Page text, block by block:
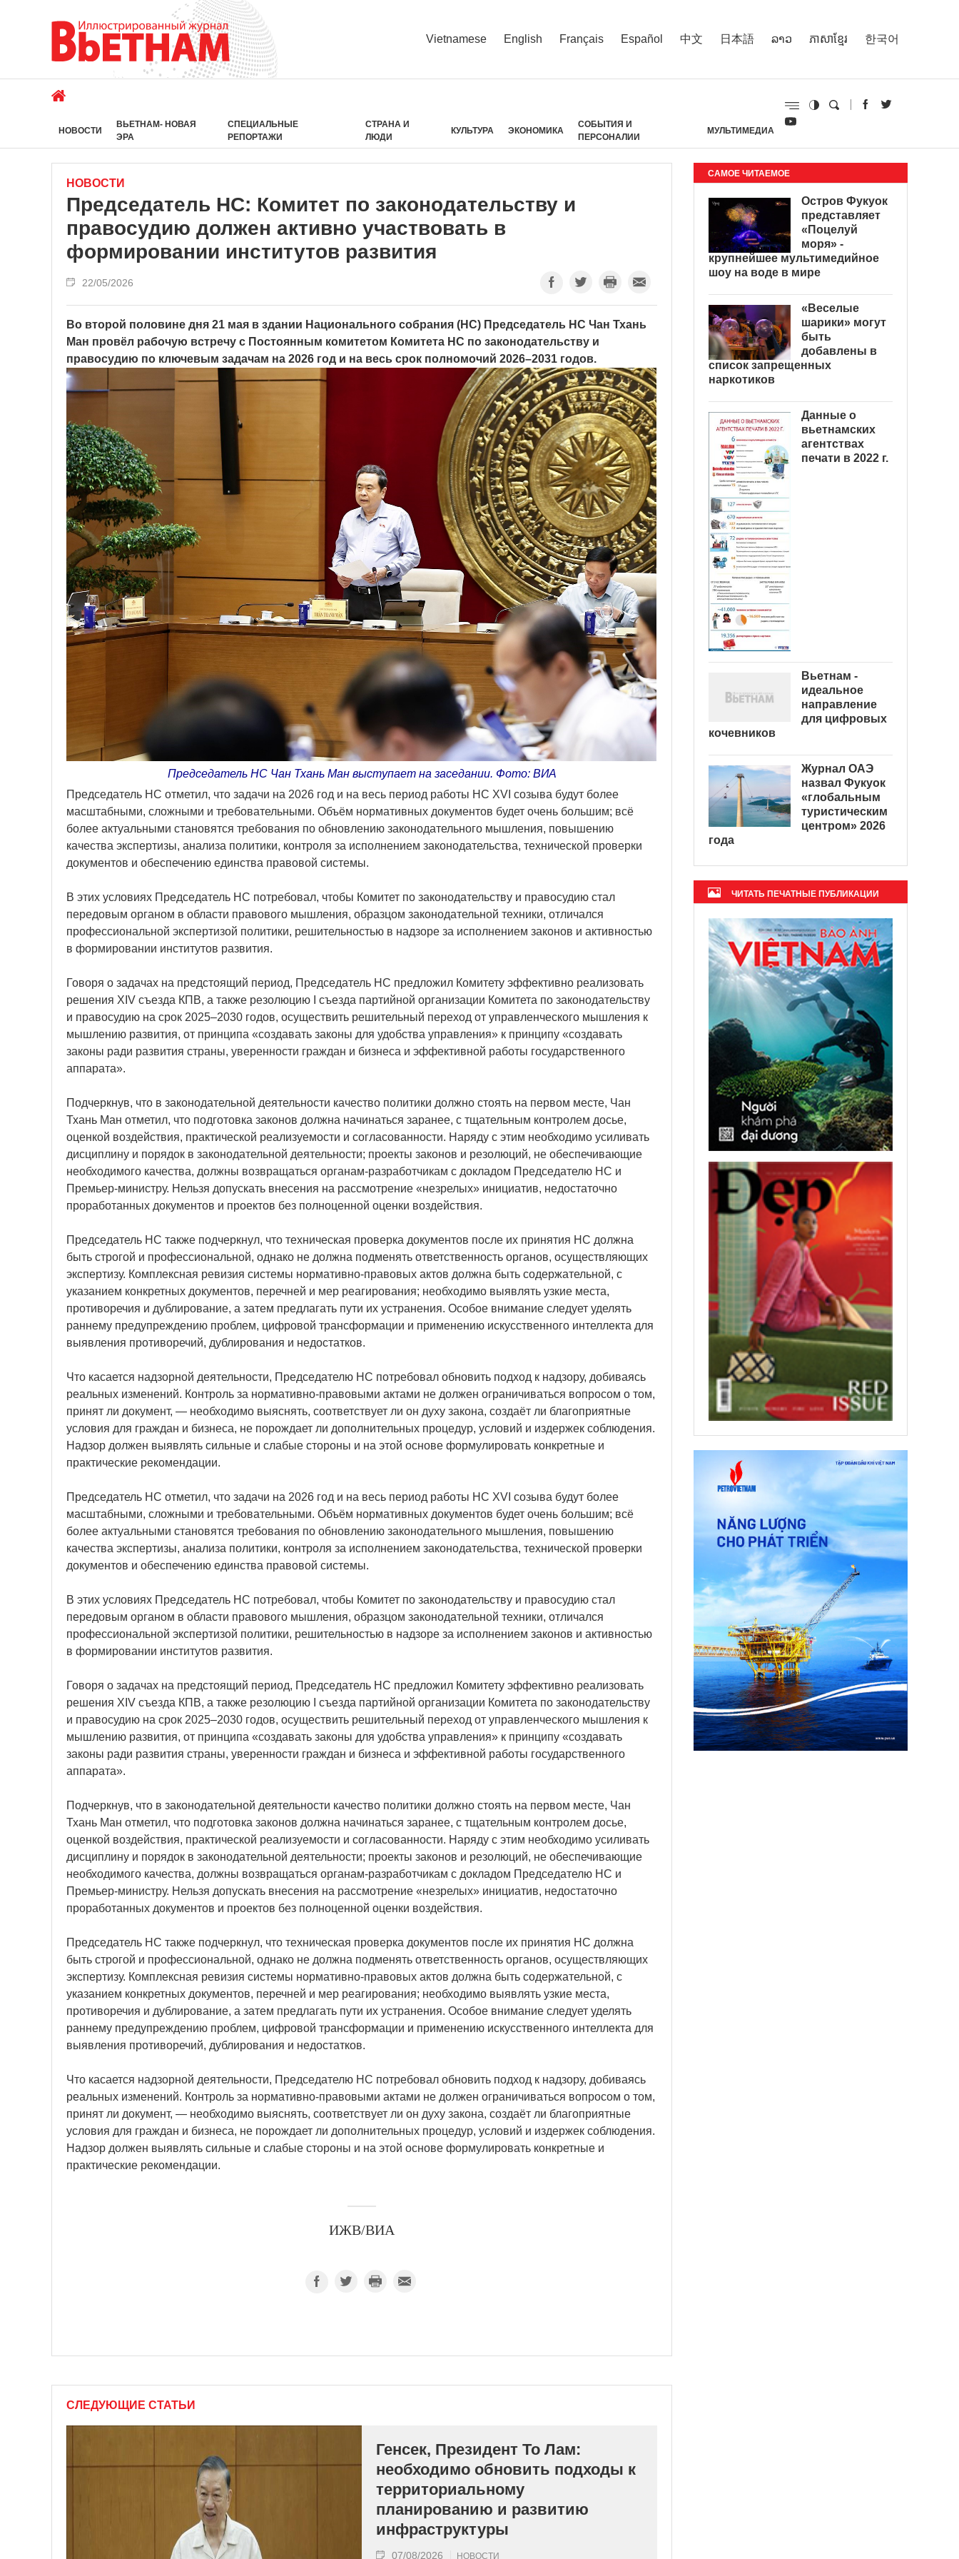
Vietnamese English Français Español 中文 日本語 ລາວ ភាសាខ្មែរ 한국어
НОВОСТИ
ВЬЕТНАМ- НОВАЯ
ЭРА
СПЕЦИАЛЬНЫЕ
РЕПОРТАЖИ
СТРАНА И
ЛЮДИ
КУЛЬТУРА ЭКОНОМИКА
СОБЫТИЯ И
ПЕРСОНАЛИИ
МУЛЬТИМЕДИА
НОВОСТИ
Председатель НС: Комитет по законодательству и
правосудию должен активно участвовать в
формировании институтов развития
22/05/2026
Во второй половине дня 21 мая в здании Национального собрания (НС) Председатель НС Чан Тхань
Ман провёл рабочую встречу с Постоянным комитетом Комитета НС по законодательству и
правосудию по ключевым задачам на 2026 год и на весь срок полномочий 2026–2031 годов.
Председатель НС Чан Тхань Ман выступает на заседании. Фото: ВИА
Председатель НС отметил, что задачи на 2026 год и на весь период работы НС XVI созыва будут более
масштабными, сложными и требовательными. Объём нормативных документов будет очень большим; всё
более актуальными становятся требования по обновлению законодательного мышления, повышению
качества экспертизы, анализа политики, контроля за исполнением законодательства, технической проверки
документов и обеспечению единства правовой системы.
В этих условиях Председатель НС потребовал, чтобы Комитет по законодательству и правосудию стал
передовым органом в области правового мышления, образцом законодательной техники, отличался
профессиональной экспертизой политики, решительностью в надзоре за исполнением законов и активностью
в формировании институтов развития.
Говоря о задачах на предстоящий период, Председатель НС предложил Комитету эффективно реализовать
решения XIV съезда КПВ, а также резолюцию I съезда партийной организации Комитета по законодательству
и правосудию на срок 2025–2030 годов, осуществить решительный переход от управленческого мышления к
мышлению развития, от принципа «создавать законы для удобства управления» к принципу «создавать
законы ради развития страны, уверенности граждан и бизнеса и эффективной работы государственного
аппарата».
Подчеркнув, что в законодательной деятельности качество политики должно стоять на первом месте, Чан
Тхань Ман отметил, что подготовка законов должна начинаться заранее, с тщательным контролем досье,
оценкой воздействия, практической реализуемости и согласованности. Наряду с этим необходимо усиливать
дисциплину и порядок в законодательной деятельности; проекты законов и резолюций, не обеспечивающие
необходимого качества, должны возвращаться органам-разработчикам с докладом Председателю НС и
Премьер-министру. Нельзя допускать внесения на рассмотрение «незрелых» инициатив, недостаточно
проработанных документов и проектов без полноценной оценки воздействия.
Председатель НС также подчеркнул, что техническая проверка документов после их принятия НС должна
быть строгой и профессиональной, однако не должна подменять ответственность органов, осуществляющих
экспертизу. Комплексная ревизия системы нормативно-правовых актов должна быть содержательной, с
указанием конкретных документов, перечней и мер реагирования; необходимо выявлять узкие места,
противоречия и дублирование, а затем предлагать пути их устранения. Особое внимание следует уделять
раннему предупреждению проблем, цифровой трансформации и применению искусственного интеллекта для
выявления противоречий, дублирования и недостатков.
Что касается надзорной деятельности, Председателю НС потребовал обновить подход к надзору, добиваясь
реальных изменений. Контроль за нормативно-правовыми актами не должен ограничиваться вопросом о том,
принят ли документ, — необходимо выяснять, соответствует ли он духу закона, создаёт ли благоприятные
условия для граждан и бизнеса, не порождает ли дополнительных процедур, условий и издержек соблюдения.
Надзор должен выявлять сильные и слабые стороны и на этой основе формулировать конкретные и
практические рекомендации.
Председатель НС отметил, что задачи на 2026 год и на весь период работы НС XVI созыва будут более
масштабными, сложными и требовательными. Объём нормативных документов будет очень большим; всё
более актуальными становятся требования по обновлению законодательного мышления, повышению
качества экспертизы, анализа политики, контроля за исполнением законодательства, технической проверки
документов и обеспечению единства правовой системы.
В этих условиях Председатель НС потребовал, чтобы Комитет по законодательству и правосудию стал
передовым органом в области правового мышления, образцом законодательной техники, отличался
профессиональной экспертизой политики, решительностью в надзоре за исполнением законов и активностью
в формировании институтов развития.
Говоря о задачах на предстоящий период, Председатель НС предложил Комитету эффективно реализовать
решения XIV съезда КПВ, а также резолюцию I съезда партийной организации Комитета по законодательству
и правосудию на срок 2025–2030 годов, осуществить решительный переход от управленческого мышления к
мышлению развития, от принципа «создавать законы для удобства управления» к принципу «создавать
законы ради развития страны, уверенности граждан и бизнеса и эффективной работы государственного
аппарата».
Подчеркнув, что в законодательной деятельности качество политики должно стоять на первом месте, Чан
Тхань Ман отметил, что подготовка законов должна начинаться заранее, с тщательным контролем досье,
оценкой воздействия, практической реализуемости и согласованности. Наряду с этим необходимо усиливать
дисциплину и порядок в законодательной деятельности; проекты законов и резолюций, не обеспечивающие
необходимого качества, должны возвращаться органам-разработчикам с докладом Председателю НС и
Премьер-министру. Нельзя допускать внесения на рассмотрение «незрелых» инициатив, недостаточно
проработанных документов и проектов без полноценной оценки воздействия.
Председатель НС также подчеркнул, что техническая проверка документов после их принятия НС должна
быть строгой и профессиональной, однако не должна подменять ответственность органов, осуществляющих
экспертизу. Комплексная ревизия системы нормативно-правовых актов должна быть содержательной, с
указанием конкретных документов, перечней и мер реагирования; необходимо выявлять узкие места,
противоречия и дублирование, а затем предлагать пути их устранения. Особое внимание следует уделять
раннему предупреждению проблем, цифровой трансформации и применению искусственного интеллекта для
выявления противоречий, дублирования и недостатков.
Что касается надзорной деятельности, Председателю НС потребовал обновить подход к надзору, добиваясь
реальных изменений. Контроль за нормативно-правовыми актами не должен ограничиваться вопросом о том,
принят ли документ, — необходимо выяснять, соответствует ли он духу закона, создаёт ли благоприятные
условия для граждан и бизнеса, не порождает ли дополнительных процедур, условий и издержек соблюдения.
Надзор должен выявлять сильные и слабые стороны и на этой основе формулировать конкретные и
практические рекомендации.
ИЖВ/ВИА
СЛЕДУЮЩИЕ СТАТЬИ
Генсек, Президент То Лам:
необходимо обновить подходы к
территориальному
планированию и развитию
инфраструктуры
07/08/2026 НОВОСТИ
САМОЕ ЧИТАЕМОЕ
Остров Фукуок
представляет
«Поцелуй
моря» -
крупнейшее мультимедийное
шоу на воде в мире
«Веселые
шарики» могут
быть
добавлены в
список запрещенных
наркотиков
Данные о
вьетнамских
агентствах
печати в 2022 г.
Вьетнам -
идеальное
направление
для цифровых
кочевников
Журнал ОАЭ
назвал Фукуок
«глобальным
туристическим
центром» 2026
года
ЧИТАТЬ ПЕЧАТНЫЕ ПУБЛИКАЦИИ